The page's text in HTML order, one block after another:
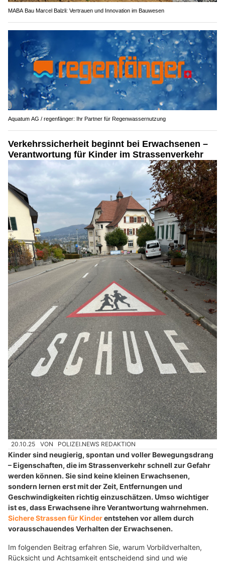
MABA Bau Marcel Balzli: Vertrauen und Innovation im Bauwesen
Aquatum AG / regenfänger: Ihr Partner für Regenwassernutzung
Verkehrssicherheit beginnt bei Erwachsenen –
Verantwortung für Kinder im Strassenverkehr
20.10.25 VON POLIZEI.NEWS REDAKTION
Kinder sind neugierig, spontan und voller Bewegungsdrang
– Eigenschaften, die im Strassenverkehr schnell zur Gefahr
werden können. Sie sind keine kleinen Erwachsenen,
sondern lernen erst mit der Zeit, Entfernungen und
Geschwindigkeiten richtig einzuschätzen. Umso wichtiger
ist es, dass Erwachsene ihre Verantwortung wahrnehmen.
Sichere Strassen für Kinderentstehen vor allem durch
vorausschauendes Verhalten der Erwachsenen.
Im folgenden Beitrag erfahren Sie, warum Vorbildverhalten,
Rücksicht und Achtsamkeit entscheidend sind und wie